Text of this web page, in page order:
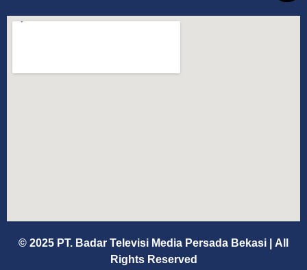
© 2025 PT. Badar Televisi Media Persada Bekasi
All
Rights Reserved